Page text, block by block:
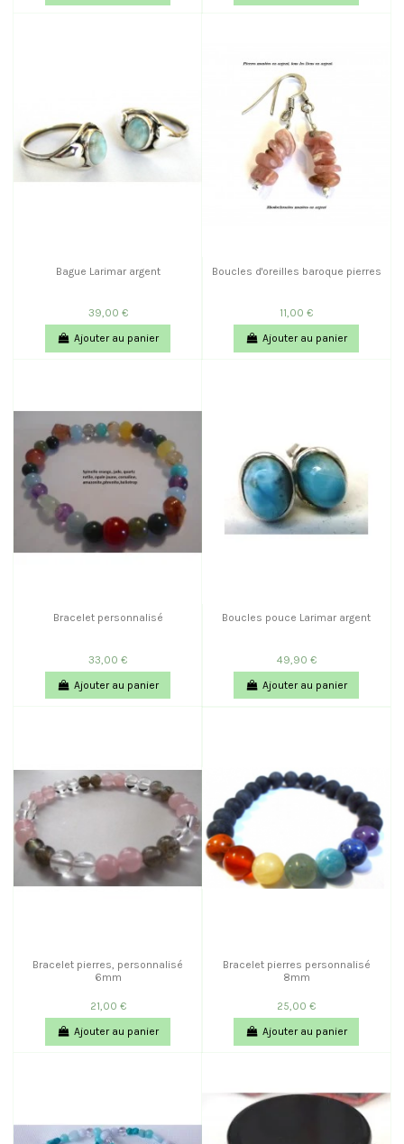
Bague Larimar argent
39,00 €
Ajouter au panier
Boucles d'oreilles baroque pierres
11,00 €
Ajouter au panier
Bracelet personnalisé
33,00 €
Ajouter au panier
Boucles pouce Larimar argent
49,90 €
Ajouter au panier
Bracelet pierres, personnalisé
6mm
21,00 €
Ajouter au panier
Bracelet pierres personnalisé
8mm
25,00 €
Ajouter au panier